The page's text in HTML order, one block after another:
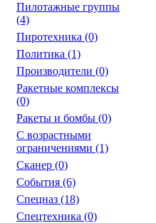
Пилотажные группы
(4)
Пиротехника (0)
Политика (1)
Производители (0)
Ракетные комплексы
(0)
Ракеты и бомбы (0)
С возрастными
ограничениями (1)
Сканер (0)
События (6)
Спецназ (18)
Спецтехника (0)